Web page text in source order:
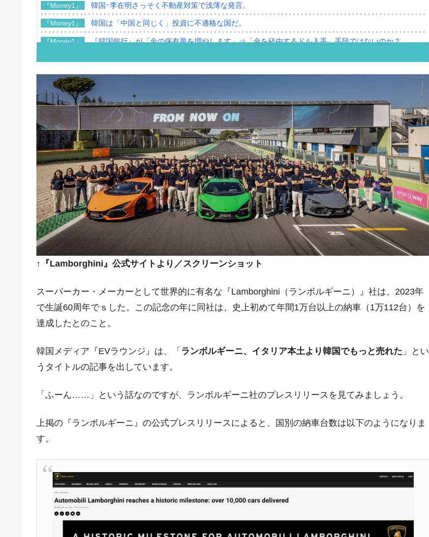
『Money1』 韓国･李在明さっそく不動産対策で浅薄な発言。
『Money1』 韓国は「中国と同じく」投資に不適格な国だ。
『Money1』 『韓国銀行』が「金の保有量を増やします」⇒「金を経由するドル入手」手段ではないのか？
『Money1』 韓国･帰ってきた李在明。李在明を支持しない「50.5％」に上昇
『Money1』
韓国大統領府ボンクラ政策室長が告発された ⇒ 国家が行った恐るべき株価操作であり、空前の国政
壟断
『Money1』 韓国･警察職員が「丸刈りになって抗議活動」
『Money1』 中国だけが鉄鋼輸出を異常増加させる ⇒ 中国の過剰生産が世界を蝕む。
『Money1』 韓国製造業「半導体絶好調」のウラで他業種は全般的「不調」⇒ PSIが示す現況は決して良くない。
『Money1』 【米韓激突案件】韓国消費者院が『クーパン』1人当たり賠償10万ウォンを認定 ⇒ 総額3兆7,000億
『Money1』 韓国で猛暑。南東部では干ばつ
『Money1』 韓国型イージス搭載の次世代駆逐艦「KDDX」1番艦、2032年竣工と公示
『Money1』 【対日本円】ウォン安が急進！ 日米の協調に韓国がいっちょがみしたのでは。
『Money1』
韓国政府『BYD』車への補助金を全廃 ⇒ 実は韓国で『BYD』車は売れている。6カ月で対前年同期比
1.9倍！
ドを掲げる「在韓反米勢力」
『Money1』 韓国政府「2035年までに18.4GW規模のAIデータセンター整備」⇒ だから無理だってば。
『Money1』 JPモルガン「韓国レバレッジETFの清算はほぼ終わった」
『Money1』 韓国『国民年金公団』株価暴落で200兆蒸発。
『Money1』 韓国政府「ニセＫ-ブランドを通報しようキャンペーン」⇒ あの名物教授も登場！
『Money1』 韓国鉄鋼最大手『POSCO』ズブズブ沈む。営業利益80.2％も減少
『Money1』
米国下院「韓国の公務員個人をターゲットにぶん殴る法案」提出！⇒ クーパン問題は合衆国企業に対
『Money1』
『Money1』 韓国･加徳島新国際空港「またも暗礁」の危機 ⇒ 10.7兆では損が出るからできない。
『Money1』
【速報】韓国株式市場の暴落・本日07月29日(水)もサイドカー・サーキットブレイカーの二段コンボ
発動！
『Money1』 IT産業は人を雇用する効果は低い。全産業の半分未満しか雇用を生まない
↑『Lamborghini』公式サイトより／スクリーンショット
スーパーカー・メーカーとして世界的に有名な『Lamborghini（ランボルギーニ）』社は、2023年
で生誕60周年でｓした。この記念の年に同社は、史上初めて年間1万台以上の納車（1万112台）を
達成したとのこと。
韓国メディア『EVラウンジ』は、「 ランボルギーニ、イタリア本土より韓国でもっと売れた 」とい
うタイトルの記事を出しています。
「ふーん……」という話なのですが、ランボルギーニ社のプレスリリースを見てみましょう。
上掲の『ランボルギーニ』の公式プレスリリースによると、国別の納車台数は以下のようになりま
す。